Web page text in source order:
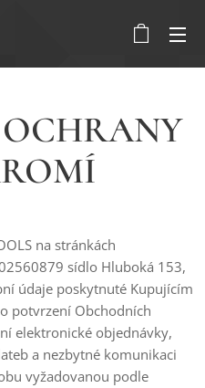
na stránkách
02560879 sídlo Hluboká 153,
údaje poskytnuté Kupujícím
potvrzení Obchodních
elektronické objednávky,
a nezbytné komunikaci
vyžadovanou podle